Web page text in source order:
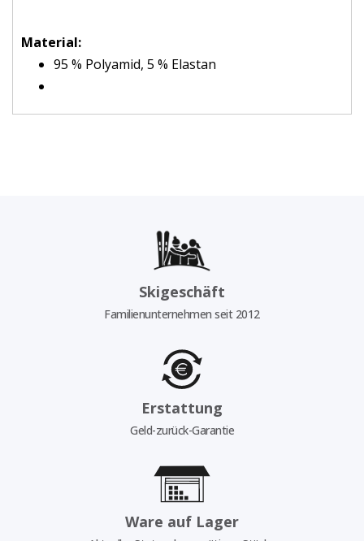
Material:
95 % Polyamid, 5 % Elastan
Skigeschäft
Familienunternehmen seit 2012
Erstattung
Geld-zurück-Garantie
Ware auf Lager